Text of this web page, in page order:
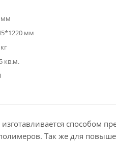
мм
мм
кв.м.
способом
Так же для